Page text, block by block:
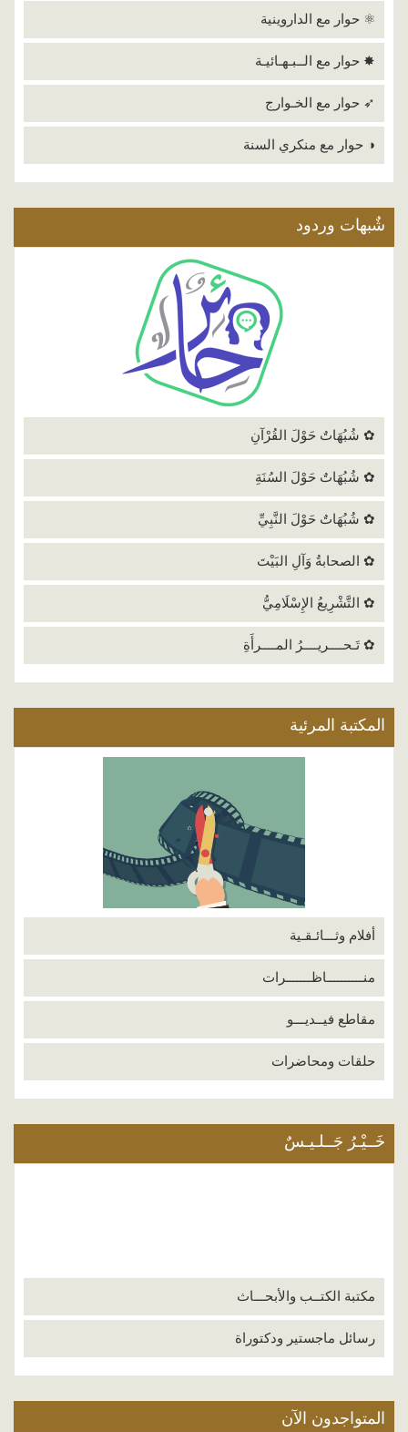
⚛ حوار مع الداروينية
✸ حوار مع الــبـهـائيـة
➶ حوار مع الخـوارج
◑ حوار مع منكري السنة
شٌبهات وردود
✿ شُبُهَاتٌ حَوْلَ القُرْآنِ
✿ شُبُهَاتٌ حَوْلَ السُنَةِ
✿ شُبُهَاتٌ حَوْلَ النَّبِيِّ
✿ الصحابةُ وَآلِ البَيْتَ
✿ التَّشْرِيعُ الإِسْلَامِيُّ
✿ تَـحــــريــــرُ المــــرأَةِ
المكتبة المرئية
أفلام وثـــائـقـية
منــــــــــاظـــــــرات
مقاطع فيــديـــو
حلقات ومحاضرات
خَــيْـرُ جَــلـيـسٌ
مكتبة الكتــب والأبحـــاث
رسائل ماجستير ودكتوراة
المتواجدون الآن